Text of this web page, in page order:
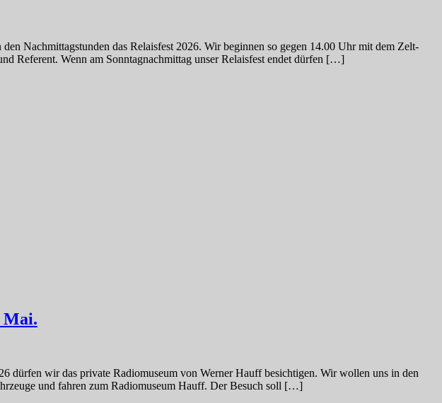
Nachmittagstunden das Relaisfest 2026. Wir beginnen so gegen 14.00 Uhr mit dem Zelt-
Referent. Wenn am Sonntagnachmittag unser Relaisfest endet dürfen […]
Mai.
dürfen wir das private Radiomuseum von Werner Hauff besichtigen. Wir wollen uns in den
und fahren zum Radiomuseum Hauff. Der Besuch soll […]